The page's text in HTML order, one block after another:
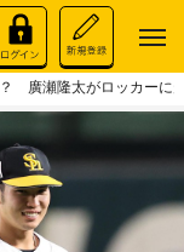
廣瀬隆太がロッカーに